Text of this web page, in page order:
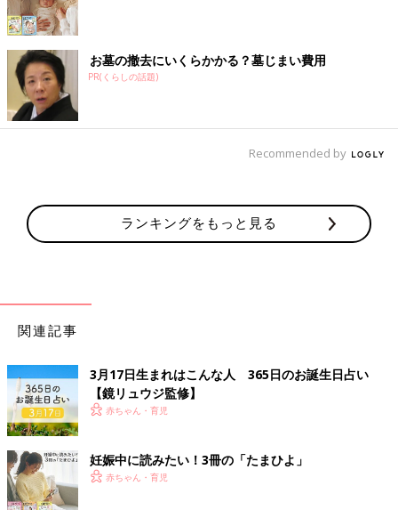
お墓の撤去にいくらかかる？墓じまい費用
PR(くらしの話題)
Recommended by
ランキングをもっと見る
関連記事
3月17日生まれはこんな人 365日のお誕生日占い
【鏡リュウジ監修】
赤ちゃん・育児
妊娠中に読みたい！3冊の「たまひよ」
赤ちゃん・育児